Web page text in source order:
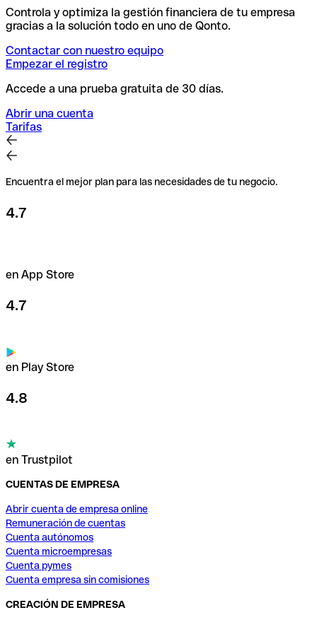
Controla y optimiza la gestión financiera de tu empresa
gracias a la solución todo en uno de Qonto.
Contactar con nuestro equipo
Empezar el registro
Accede a una prueba gratuita de 30 días.
Abrir una cuenta
Tarifas
Encuentra el mejor plan para las necesidades de tu negocio.
4.7
en App Store
4.7
en Play Store
4.8
en Trustpilot
CUENTAS DE EMPRESA
Abrir cuenta de empresa online
Remuneración de cuentas
Cuenta autónomos
Cuenta microempresas
Cuenta pymes
Cuenta empresa sin comisiones
CREACIÓN DE EMPRESA